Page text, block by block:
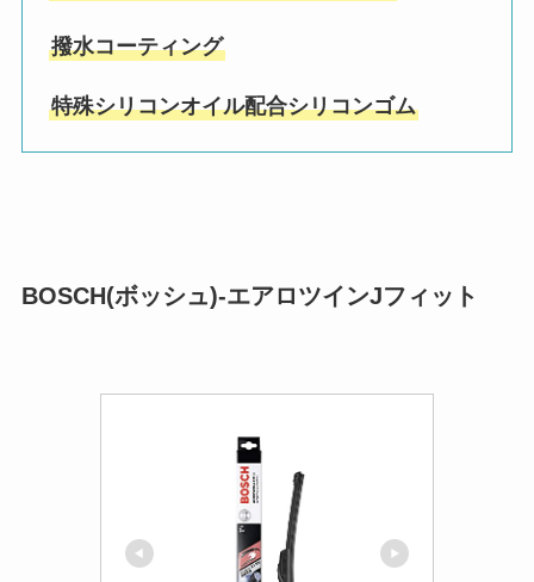
撥水コーティング
特殊シリコンオイル配合シリコンゴム
BOSCH(ボッシュ)-エアロツインJフィット